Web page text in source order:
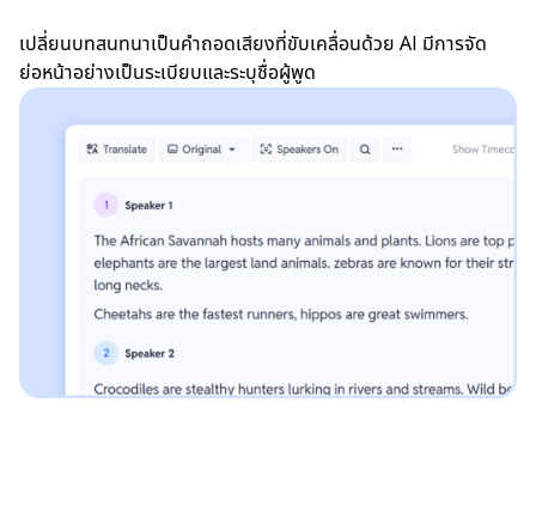
เปลี่ยนบทสนทนาเป็นคำถอดเสียงที่ขับเคลื่อนด้วย AI มีการจัด
ย่อหน้าอย่างเป็นระเบียบและระบุชื่อผู้พูด